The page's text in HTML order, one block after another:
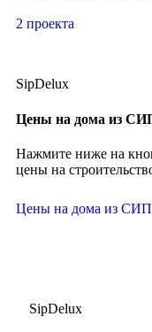
2 проекта
SipDelux
Цены на дома из
Нажмите ниже на
цены на
Цены на дома из СИП
SipDelux